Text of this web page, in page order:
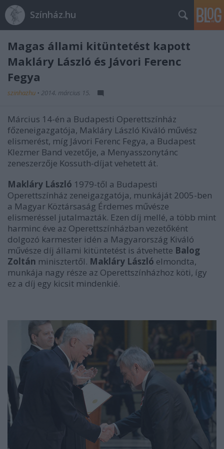
Színház.hu
Magas állami kitüntetést kapott
Makláry László és Jávori Ferenc
Fegya
szinhazhu • 2014. március 15.
Március 14-én a Budapesti Operettszínház
főzeneigazgatója, Makláry László Kiváló művész
elismerést, míg Jávori Ferenc Fegya, a Budapest
Klezmer Band vezetője, a Menyasszonytánc
zeneszerzője Kossuth-díjat vehetett át.
Makláry László 1979-től a Budapesti
Operettszínház zeneigazgatója, munkáját 2005-ben
a Magyar Köztársaság Érdemes művésze
elismeréssel jutalmazták. Ezen díj mellé, a több mint
harminc éve az Operettszínházban vezetőként
dolgozó karmester idén a Magyarország Kiváló
művésze díj állami kitüntetést is átvehette Balog
Zoltán minisztertől. Makláry László elmondta,
munkája nagy része az Operettszínházhoz köti, így
ez a díj egy kicsit mindenkié.